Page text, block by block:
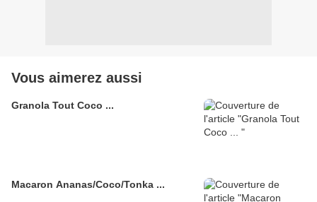
Vous aimerez aussi
Granola Tout Coco ...
Macaron Ananas/Coco/Tonka ...